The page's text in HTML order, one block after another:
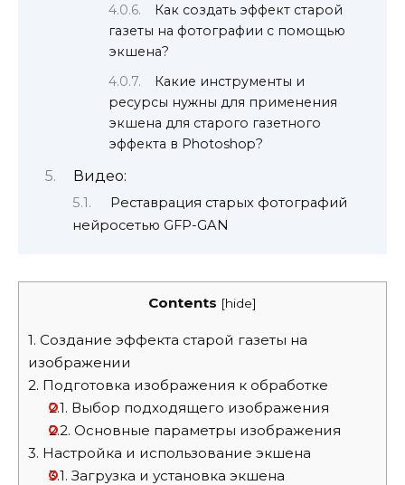
Как создать эффект старой
газеты на фотографии с помощью
экшена?
Какие инструменты и
ресурсы нужны для применения
экшена для старого газетного
эффекта в Photoshop?
Видео:
Реставрация старых фотографий
нейросетью GFP-GAN
Contents [hide]
1. Создание эффекта старой газеты на
изображении
2. Подготовка изображения к обработке
2.1. Выбор подходящего изображения
2.2. Основные параметры изображения
3. Настройка и использование экшена
3.1. Загрузка и установка экшена